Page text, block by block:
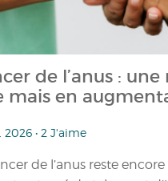
de l’anus :
mais en
2026 • 2 J'aime
de l’anus reste